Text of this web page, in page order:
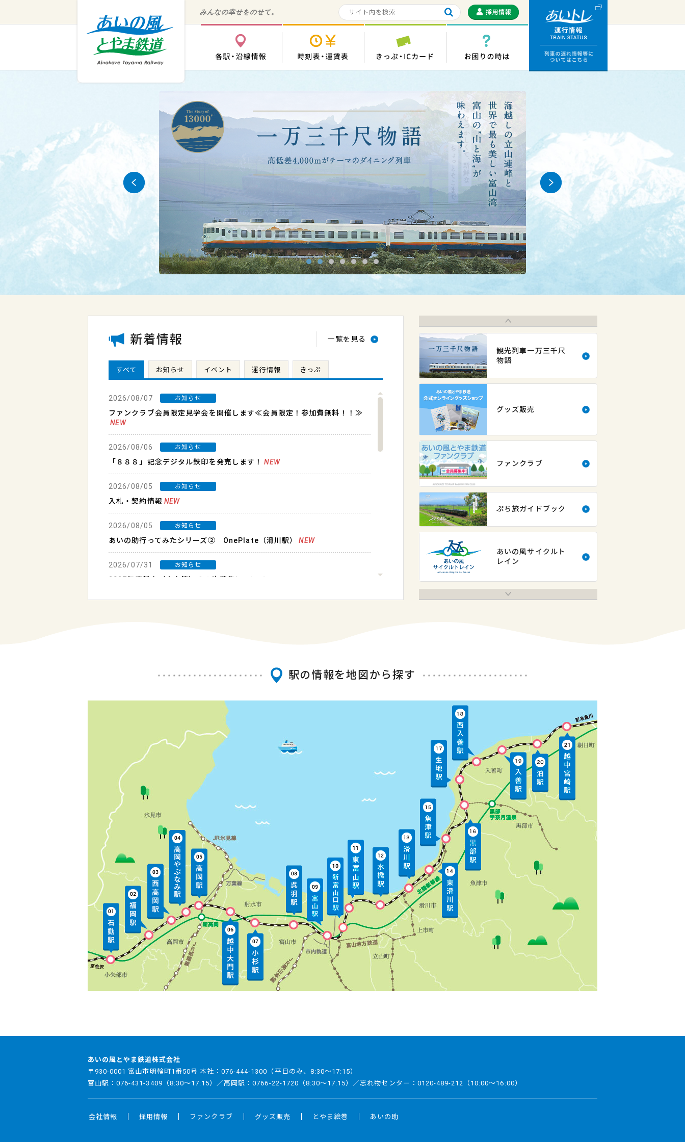
みんなの幸せをのせて。
各駅・沿線情報 時刻表・運賃表 きっぷ・ICカード お困りの時は
1 2 3 4 5 6 7
Next
新着情報 一覧を見る
すべて お知らせ イベント 運行情報 きっぷ
2026/08/07 お知らせ
ファンクラブ会員限定見学会を開催します≪会員限定！参加費無料！！≫
NEW
2026/08/06 お知らせ
「８８８」記念デジタル鉄印を発売します！ NEW
2026/08/05 お知らせ
入札・契約情報 NEW
2026/08/05 お知らせ
あいの助行ってみたシリーズ② OnePlate（滑川駅） NEW
2026/07/31 お知らせ
2027年度新卒（大卒等）の２次募集について
7月23日（木）列車遅れについて（線路内公衆立入）
2026/07/22
「あいの助うちわ」を配布します！
2026/07/15 お知らせ
泊駅へのカーシェア設置について
2026/07/14 運行情報
列車増結のご案内（ふるさと龍宮花火大会・北國花火金沢大会）
2026/07/11 運行情報
７月11日（土）列車の遅れについて
2026/07/09 お知らせ
マスコットキャラクター「あいの助」のBIGパネル設置について
2026/07/09 お知らせ
デジタル駅スタンプアプリ「エキタグ」の導入について
観光列車一万三千尺
物語
グッズ販売
ファンクラブ
ぷち旅ガイドブック
あいの風サイクルト
レイン
駅近！カーシェア
ファンクラブ法人
会員のご紹介
入札・契約情報
鉄印帳の販売等につ
いて
とやま絵巻について
プロスポーツチーム
駅の情報を地図から探す
あいの風とやま鉄道株式会社
〒930-0001 富山市明輪町1番50号 本社： 076-444-1300 （平日のみ、8:30～17:15）
富山駅：076-431-3409 （8:30～17:15）／高岡駅：0766-22-1720 （8:30～17:15）／忘れ物センター： 0120-489-212 （10:00～16:00）
会社情報 採用情報 ファンクラブ グッズ販売 とやま絵巻 あいの助